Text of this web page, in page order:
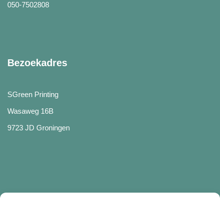
050-7502808
Bezoekadres
SGreen Printing
Wasaweg 16B
9723 JD Groningen